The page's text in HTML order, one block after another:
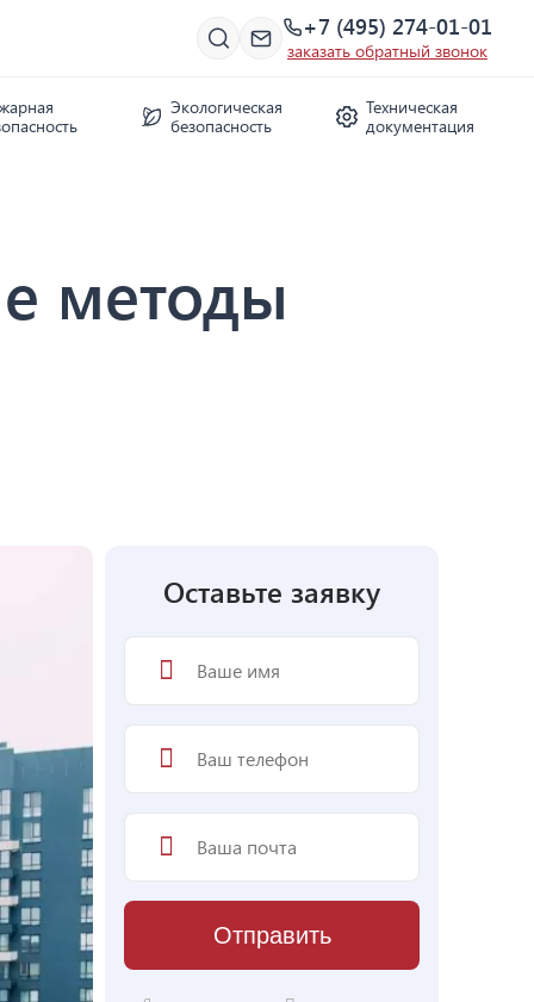
+7 (495) 274-01-01
заказать обратный звонок
Экологическая
безопасность
Техническая
документация
методы
Оставьте заявку
Отправить